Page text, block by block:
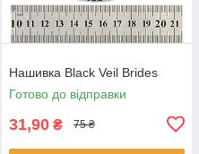
Нашивка Black Veil Brides
Готово до відправки
31,90 ₴ 75 ₴